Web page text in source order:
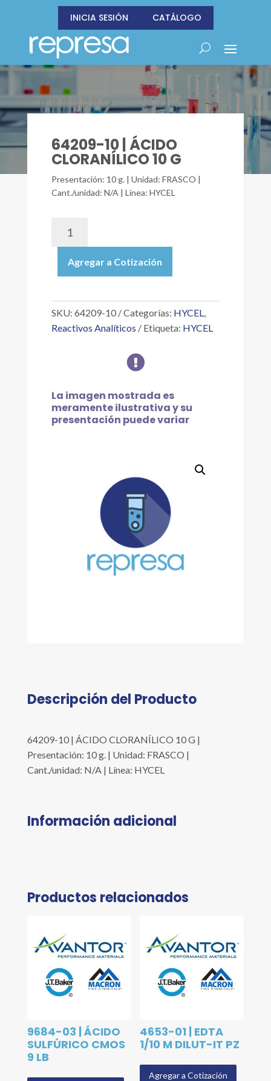
INICIA SESIÓN CATÁLOGO
64209-10 | ÁCIDO
CLORANÍLICO 10 G
Presentación: 10 g. | Unidad: FRASCO |
Cant./unidad: N/A | Línea: HYCEL
ÁCIDO
CLORANÍLICO
G
Agregar a Cotización
SKU: 64209-10 Categorías: HYCEL,
Reactivos Analíticos
Etiqueta: HYCEL

La imagen mostrada es
meramente ilustrativa y su
presentación puede variar
Descripción del Producto
64209-10 | ÁCIDO CLORANÍLICO 10 G |
Presentación: 10 g. | Unidad: FRASCO |
Cant./unidad: N/A | Línea: HYCEL
Información adicional
Productos relacionados
9684-03 | ÁCIDO
SULFÚRICO CMOS
9 LB
4653-01 | EDTA
1/10 M DILUT-IT PZ
Agregar a Cotización